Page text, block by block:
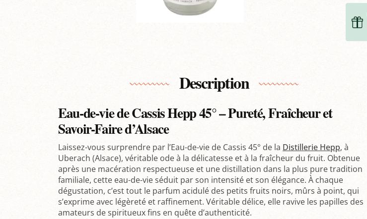
Description
Eau-de-vie de Cassis Hepp 45° – Pureté, Fraîcheur et
Savoir-Faire d’Alsace
Laissez-vous surprendre par l’Eau-de-vie de Cassis 45° de la Distillerie Hepp, à
Uberach (Alsace), véritable ode à la délicatesse et à la fraîcheur du fruit. Obtenue
après une macération respectueuse et une distillation dans la plus pure tradition
familiale, cette eau-de-vie séduit par son intensité et son élégance. À chaque
dégustation, c’est tout le parfum acidulé des petits fruits noirs, mûrs à point, qui
s’exprime avec légèreté et raffinement. Véritable délice, elle ravive les papilles des
amateurs de spiritueux fins en quête d’authenticité.